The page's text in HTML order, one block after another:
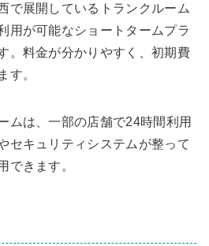
で展開しているトランクルーム
用が可能なショートタームプラ
。料金が分かりやすく、初期費
す。
ムは、一部の店舗で24時間利用
セキュリティシステムが整って
できます。